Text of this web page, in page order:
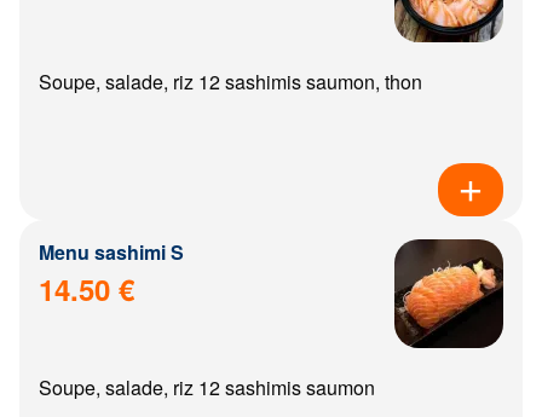
Soupe, salade, riz 12 sashimis saumon, thon
Menu sashimi S
14.50 €
Soupe, salade, riz 12 sashimis saumon